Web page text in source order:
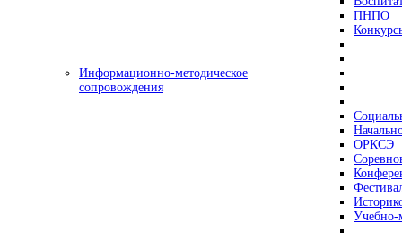
ПНПО
Информационно-методическое
сопровождения
ОРКСЭ
Учебно-